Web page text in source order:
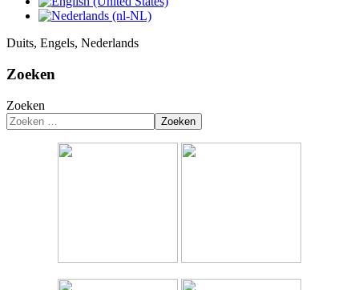
Duits, Engels, Nederlands
Zoeken
Zoeken
Zoeken